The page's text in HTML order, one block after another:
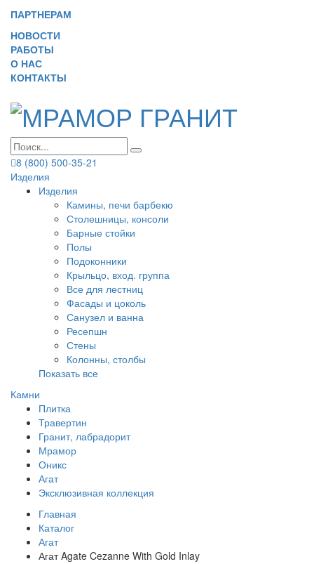
ПАРТНЕРАМ
НОВОСТИ
РАБОТЫ
О НАС
КОНТАКТЫ
8 (800) 500-35-21
Изделия
Изделия
Камины, печи барбекю
Столешницы, консоли
Барные стойки
Полы
Подоконники
Крыльцо, вход. группа
Все для лестниц
Фасады и цоколь
Санузел и ванна
Ресепшн
Стены
Колонны, столбы
Показать все
Камни
Плитка
Травертин
Гранит, лабрадорит
Мрамор
Оникс
Агат
Эксклюзивная коллекция
Главная
Каталог
Агат
Агат Agate Cezanne With Gold Inlay